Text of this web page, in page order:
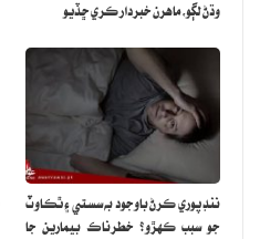
وڌڻ لڳو، ماهرن خبردار ڪري ڇڏيو
ننڊ پوري ڪرڻ باوجود به سستي ۽ ٿڪاوٽ
جو سبب ڪهڙو؟ خطرناڪ بيمارين جا